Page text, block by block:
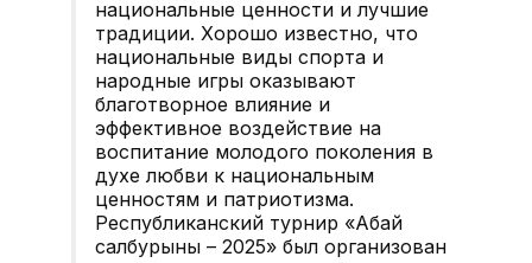
национальные ценности и лучшие
традиции. Хорошо известно, что
национальные виды спорта и
народные игры оказывают
благотворное влияние и
эффективное воздействие на
воспитание молодого поколения в
духе любви к национальным
ценностям и патриотизма.
Республиканский турнир «Абай
салбурыны – 2025» был организован